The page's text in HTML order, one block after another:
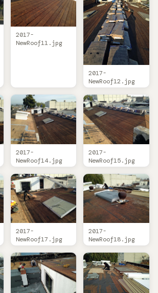
2017-
NewRoof11.jpg
2017-
NewRoof12.jpg
2017-
NewRoof14.jpg
2017-
NewRoof15.jpg
2017-
NewRoof17.jpg
2017-
NewRoof18.jpg